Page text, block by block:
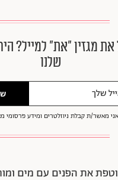
מגזין ״את״ למייל?
שלנו
אני מאשר/ת קבלת ניוזלטרים ומידע פרסומי
את הפנים עם מים